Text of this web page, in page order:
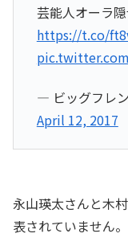
芸能人オーラ
https://t.co/
— ビッグフレ
April 12, 2017
永山瑛太さんと木
表されていません。